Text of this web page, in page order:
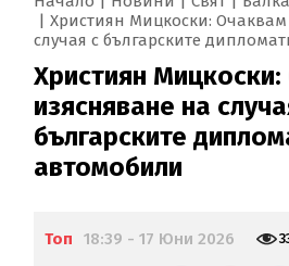
Християн Мицкоски:
случая с българските
Християн
изясняване на
българските
автомобили
Топ 18:39 - 17 Юни 2026